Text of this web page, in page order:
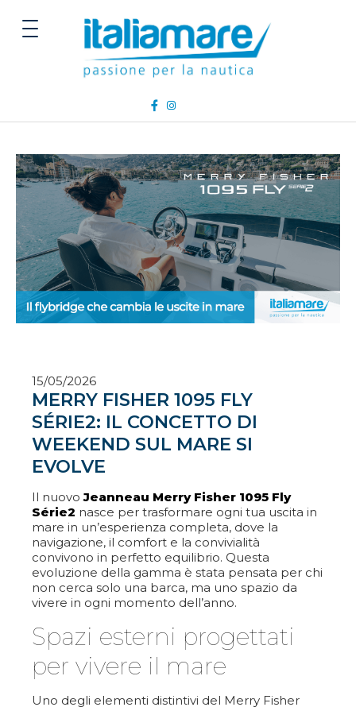
15/05/2026
MERRY FISHER 1095 FLY
SÉRIE2: IL CONCETTO DI
WEEKEND SUL MARE SI
EVOLVE
Il nuovoJeanneau Merry Fisher 1095 Fly
Série2 nasce per trasformare ogni tua uscita in
mare in un’esperienza completa, dove la
navigazione, il comfort e la convivialità
convivono in perfetto equilibrio. Questa
evoluzione della gamma è stata pensata per chi
non cerca solo una barca, ma uno spazio da
vivere in ogni momento dell’anno.
Spazi esterni progettati
per vivere il mare
Uno degli elementi distintivi del Merry Fisher